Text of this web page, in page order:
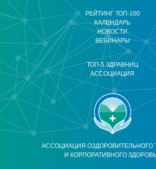
АССОЦИАЦИЯ ОЗДОРОВИТЕЛЬНОГО
И КОРПОРАТИВНОГО
РЕЙТИНГ ТОП-100
КАЛЕНДАРЬ
НОВОСТИ
ВЕБИНАРЫ
ТОП-5 ЗДРАВНИЦ
АССОЦИАЦИЯ